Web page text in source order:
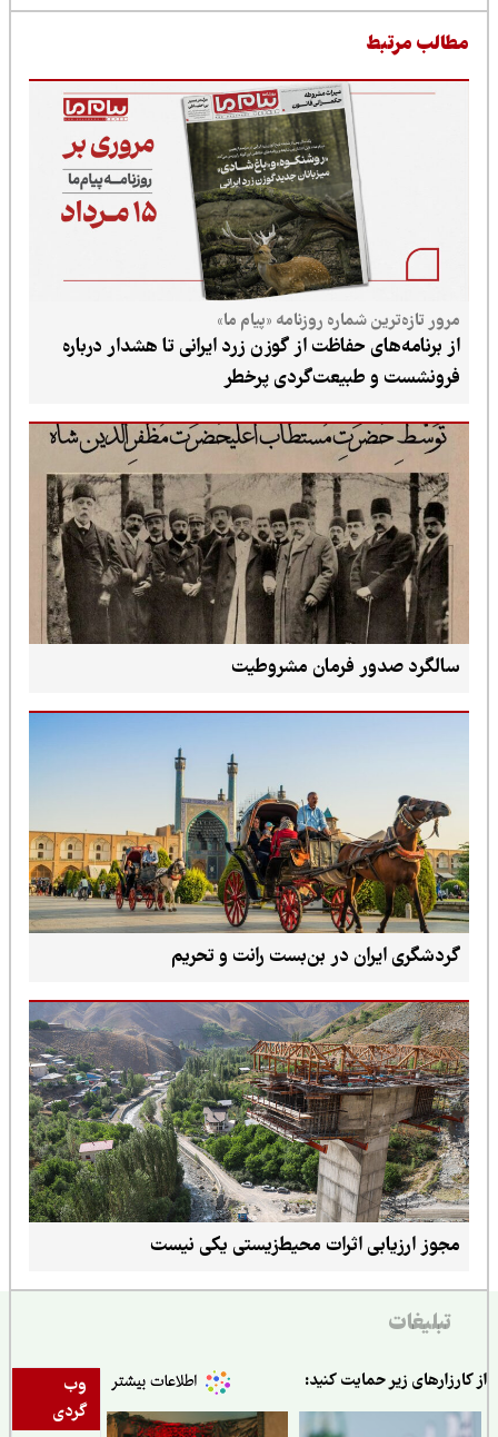
مرتبط
مرور تازه‌ترین شماره روزنامه «پیام ما»
از برنامه‌های حفاظت از گوزن زرد ایرانی تا هشدار درباره
فرونشست و طبیعت‌گردی پرخطر
سالگرد صدور فرمان مشروطیت
گردشگری ایران در بن‌بست رانت و تحریم
مجوز ارزیابی اثرات محیط‌زیستی یکی نیست
تبلیغات
وب
گردی
زیر حمایت کنید: